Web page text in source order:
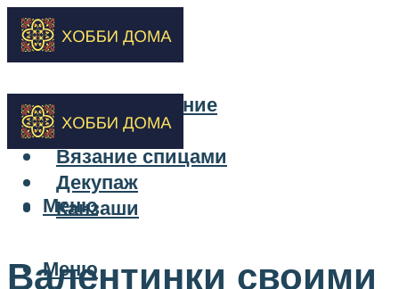
Бисероплетение
Вышивка
Вязание спицами
Декупаж
Канзаши
Меню
Меню
Валентинки своими